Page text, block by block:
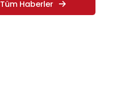
Tüm Haberler